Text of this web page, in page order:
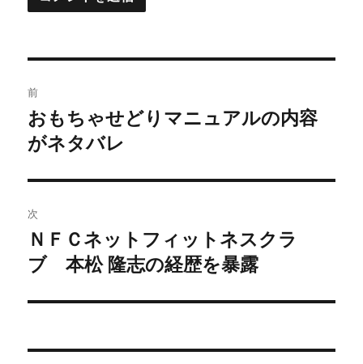
稿
ナ
ビ
ゲ
ー
シ
ン
前
過
去
投
稿:
おもちゃせどりマニュアルの内容
がネタバレ
次
次
の
稿:
ＮＦＣネットフィットネスクラ
ブ 本松 隆志の経歴を暴露